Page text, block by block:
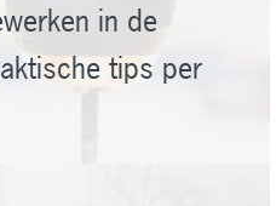
in de
tips per